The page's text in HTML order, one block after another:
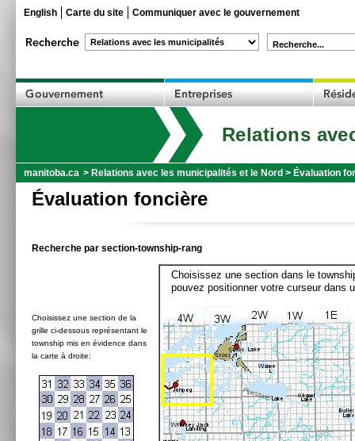
English Carte du site Communiquer avec le gouvernement
Recherche...
Relations
manitoba.ca > Relations avec les municipalités et le Nord > Évaluation
Évaluation foncière
Recherche par section-township-rang
Choisissez une section de la
grille ci-dessous représentant le
township mis en évidence dans
la carte à droite:
Choisissez une section dans le
pouvez positionner votre curseur dans